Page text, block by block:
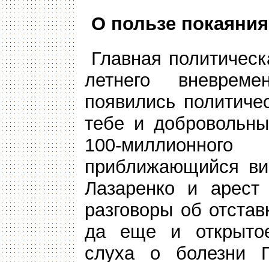
О пользе покаяния
Главная
летнего
появились
тебе и
100-
приближающийся
Лазаренко и арест
разговоры об
да еще и
слуха о болезни